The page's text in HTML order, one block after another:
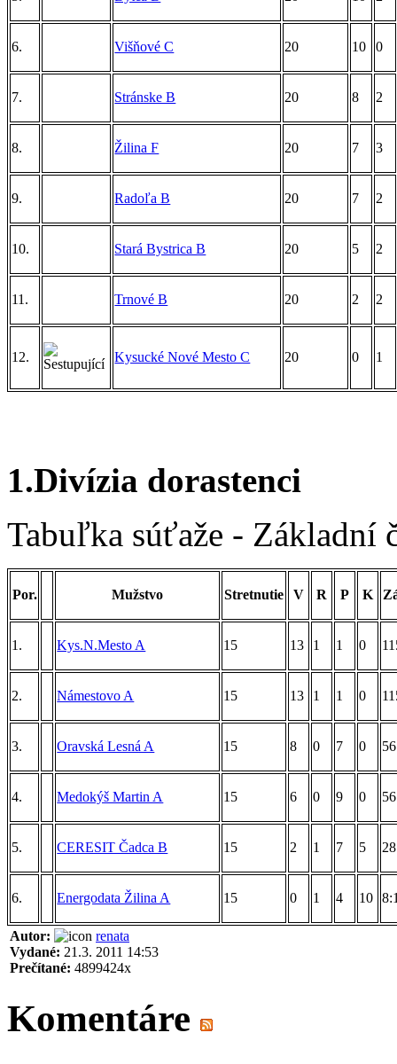
6. Višňové C 20 10 0
7. Stránske B 20 8 2
8. Žilina F 20 7 3
9. Radoľa B 20 7 2
10. Stará Bystrica B 20 5 2
11. Trnové B 20 2 2
12. Kysucké Nové Mesto C 20 0 1
1.Divízia dorastenci
Tabuľka súťaže - Základní
Por. Mužstvo Stretnutie V R P K
1. Kys.N.Mesto A 15 13 1 1 0
2. Námestovo A 15 13 1 1 0
3. Oravská Lesná A 15 8 0 7 0
4. Medokýš Martin A 15 6 0 9 0
5. CERESIT Čadca B 15 2 1 7 5
6. Energodata Žilina A 15 0 1 4 10
Autor:
renata
Vydané: 21.3. 2011 14:53
Prečítané: 4899424x
Komentáre